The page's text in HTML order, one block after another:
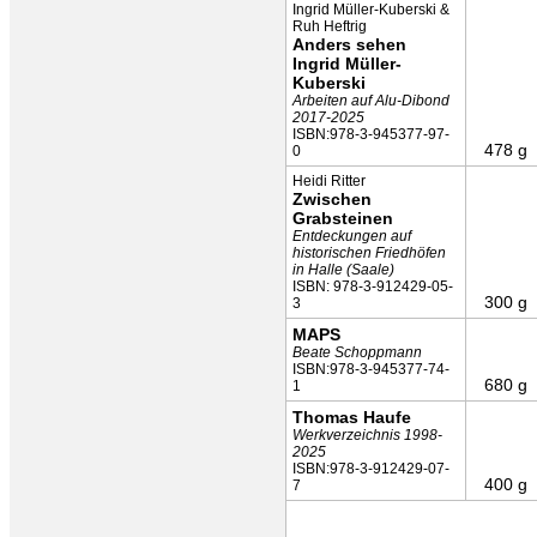
Ingrid Müller-Kuberski &
Ruh Heftrig
Anders sehen
Ingrid Müller-
Kuberski
Arbeiten auf Alu-Dibond
2017-2025
ISBN:978-3-945377-97-
0
478 g
Heidi Ritter
Zwischen
Grabsteinen
Entdeckungen auf
historischen Friedhöfen
in Halle (Saale)
ISBN: 978-3-912429-05-
3
300 g
MAPS
Beate Schoppmann
ISBN:978-3-945377-74-
1
680 g
Thomas Haufe
Werkverzeichnis 1998-
2025
ISBN:978-3-912429-07-
7
400 g